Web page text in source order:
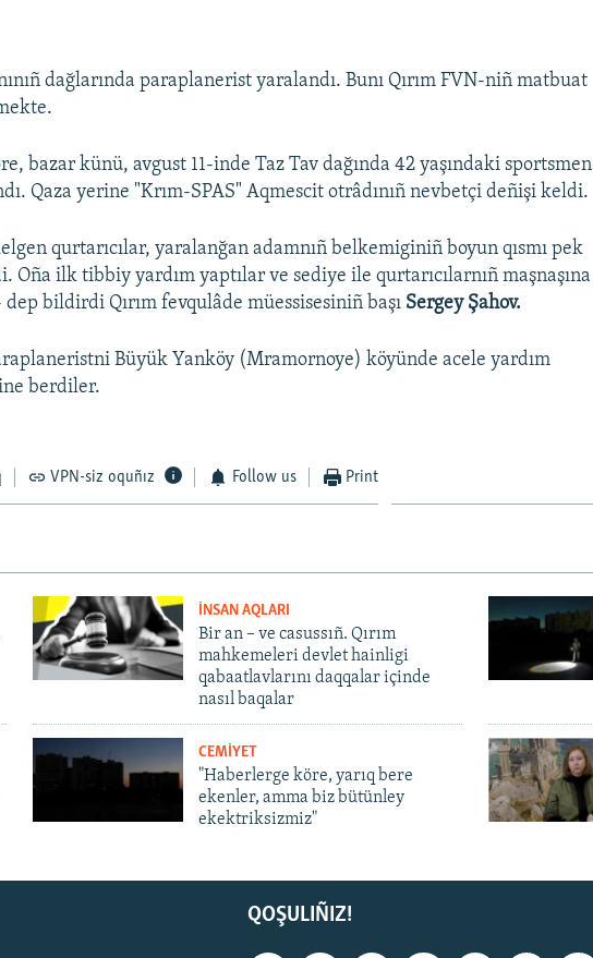
dağlarında paraplanerist yaralandı. Bunı Qırım FVN-niñ matbuat
bazar künü, avgust 11-inde Taz Tav dağında 42 yaşındaki sportsmen
Qaza yerine "Krım-SPAS" Aqmescit otrâdınıñ nevbetçi deñişi keldi.
qurtarıcılar, yaralanğan adamnıñ belkemiginiñ boyun qısmı pek
Oña ilk tibbiy yardım yaptılar ve sediye ile qurtarıcılarnıñ maşnaşına
bildirdi Qırım fevqulâde müessisesiniñ başı Sergey Şahov.
Büyük Yanköy (Mramornoye) köyünde acele yardım
berdiler.
VPN-siz oquñız Follow us Print
İNSAN AQLARI
Bir an – ve casussıñ. Qırım
mahkemeleri devlet hainligi
qabaatlavlarını daqqalar içinde
nasıl baqalar
CEMİYET
"Haberlerge köre, yarıq bere
ekenler, amma biz bütünley
ekektriksizmiz"
QOŞULIÑIZ!